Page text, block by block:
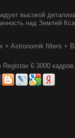
высокой
над Землей
+ Astronomik filters +
Registax 6 3000